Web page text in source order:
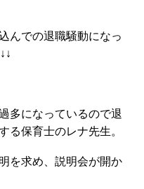
んでの退職騒動になっ
多になっているので退
る保育士のレナ先生。
を求め、説明会が開か